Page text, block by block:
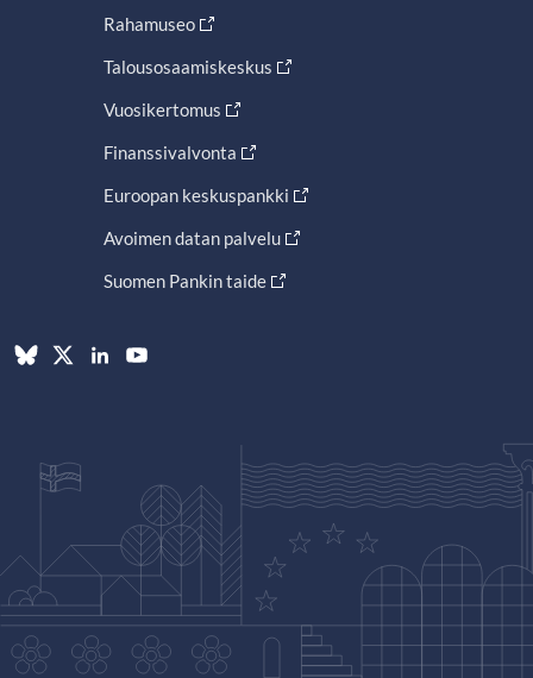
Rahamuseo
Talousosaamiskeskus
Vuosikertomus
Finanssivalvonta
Euroopan keskuspankki
Avoimen datan palvelu
Suomen Pankin taide